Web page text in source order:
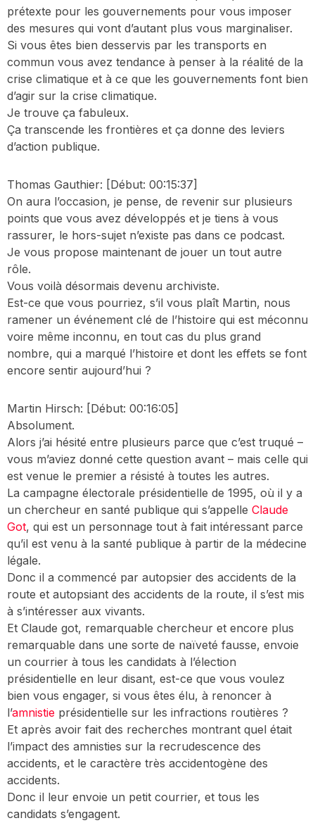
prétexte pour les gouvernements pour vous imposer
des mesures qui vont d’autant plus vous marginaliser.
Si vous êtes bien desservis par les transports en
commun vous avez tendance à penser à la réalité de la
crise climatique et à ce que les gouvernements font bien
d’agir sur la crise climatique.
Je trouve ça fabuleux.
Ça transcende les frontières et ça donne des leviers
d’action publique.
Thomas Gauthier: [Début: 00:15:37]
On aura l’occasion, je pense, de revenir sur plusieurs
points que vous avez développés et je tiens à vous
rassurer, le hors-sujet n’existe pas dans ce podcast.
Je vous propose maintenant de jouer un tout autre
rôle.
Vous voilà désormais devenu archiviste.
Est-ce que vous pourriez, s’il vous plaît Martin, nous
ramener un événement clé de l’histoire qui est méconnu
voire même inconnu, en tout cas du plus grand
nombre, qui a marqué l’histoire et dont les effets se font
encore sentir aujourd’hui ?
Martin Hirsch: [Début: 00:16:05]
Absolument.
Alors j’ai hésité entre plusieurs parce que c’est truqué –
vous m’aviez donné cette question avant – mais celle qui
est venue le premier a résisté à toutes les autres.
La campagne électorale présidentielle de 1995, où il y a
un chercheur en santé publique qui s’appelle Claude
Got, qui est un personnage tout à fait intéressant parce
qu’il est venu à la santé publique à partir de la médecine
légale.
Donc il a commencé par autopsier des accidents de la
route et autopsiant des accidents de la route, il s’est mis
à s’intéresser aux vivants.
Et Claude got, remarquable chercheur et encore plus
remarquable dans une sorte de naïveté fausse, envoie
un courrier à tous les candidats à l’élection
présidentielle en leur disant, est-ce que vous voulez
bien vous engager, si vous êtes élu, à renoncer à
l’amnistie présidentielle sur les infractions routières ?
Et après avoir fait des recherches montrant quel était
l’impact des amnisties sur la recrudescence des
accidents, et le caractère très accidentogène des
accidents.
Donc il leur envoie un petit courrier, et tous les
candidats s’engagent.